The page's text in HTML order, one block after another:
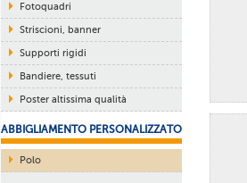
Fotoquadri
Striscioni, banner
Supporti rigidi
Bandiere, tessuti
Poster altissima qualità
ABBIGLIAMENTO PERSONALIZZATO
Polo